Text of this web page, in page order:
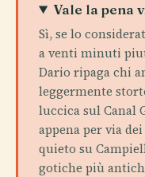
Vale la pena
Sì, se lo
a venti minuti
Dario ripaga chi
leggermente
luccica sul Canal
appena per via
quieto su
gotiche più